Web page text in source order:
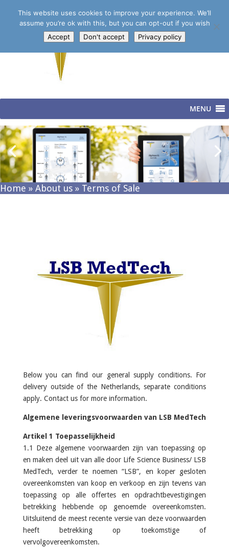
MENU
Home » About us » Terms of Sale
Below you can find our general supply conditions. For
delivery outside of the Netherlands, separate conditions
apply. Contact us for more information.
Algemene leveringsvoorwaarden van LSB MedTech
Artikel 1 Toepasselijkheid
1.1 Deze algemene voorwaarden zijn van toepassing op
en maken deel uit van alle door Life Science Business/ LSB
MedTech, verder te noemen “LSB”, en koper gesloten
overeenkomsten van koop en verkoop en zijn tevens van
toepassing op alle offertes en opdrachtbevestigingen
betrekking hebbende op genoemde overeenkomsten.
Uitsluitend de meest recente versie van deze voorwaarden
heeft betrekking op toekomstige of
vervolgovereenkomsten.
This website uses cookies to improve your experience. We’ll
assume you’re ok with this, but you can opt-out if you wish
Accept
Don't accept Privacy policy